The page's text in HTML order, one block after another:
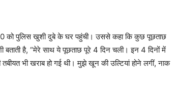
को पुलिस खुशी दुबे के घर पहुंची। उससे कहा कि कुछ पूछताछ
है, “मेरे साथ ये पूछताछ पूरे 4 दिन चली। इन 4 दिनों में
भी खराब हो गई थी। मुझे खून की उल्टियां होने लगीं, नाक